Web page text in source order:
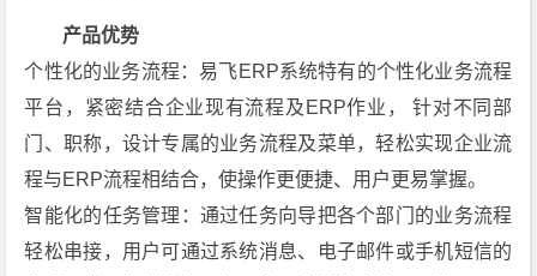
产品优势
个性化的业务流程：易飞ERP系统特有的个性化业务流程
平台，紧密结合企业现有流程及ERP作业， 针对不同部
门、职称，设计专属的业务流程及菜单，轻松实现企业流
程与ERP流程相结合，使操作更便捷、用户更易掌握。
智能化的任务管理：通过任务向导把各个部门的业务流程
轻松串接，用户可通过系统消息、电子邮件或手机短信的